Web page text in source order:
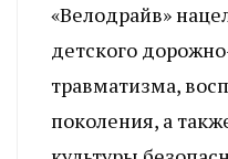
«Велодрайв»
детского
травматизма,
поколения, а